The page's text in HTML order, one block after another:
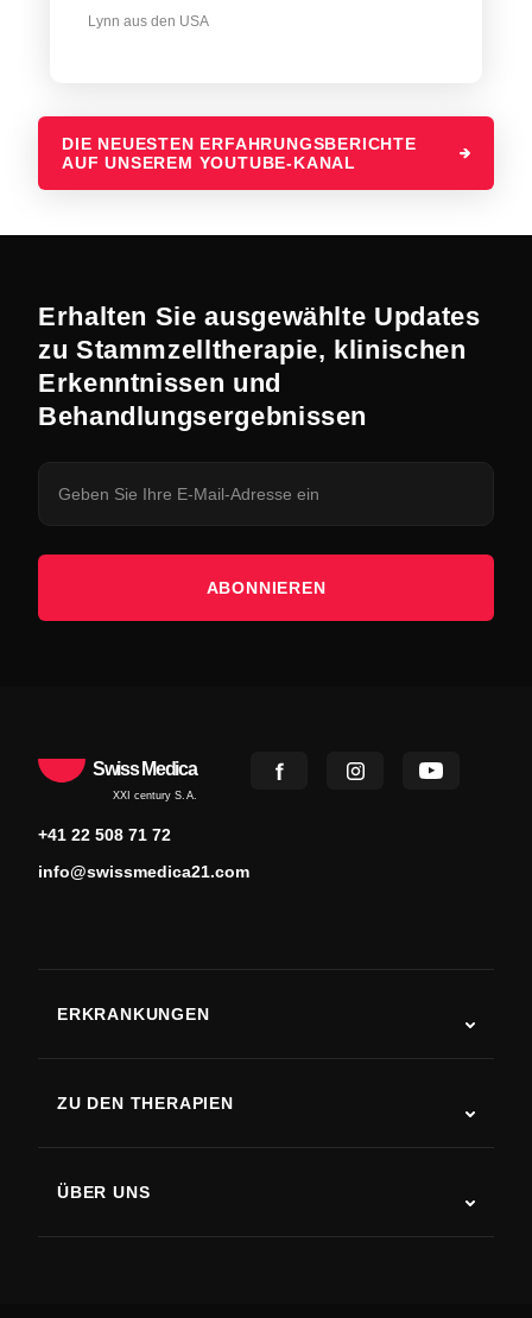
Lynn aus den USA
DIE NEUESTEN ERFAHRUNGSBERICHTE
AUF UNSEREM YOUTUBE-KANAL
Erhalten Sie ausgewählte Updates
zu Stammzelltherapie, klinischen
Erkenntnissen und
Behandlungsergebnissen
ABONNIEREN
Swiss Medica
XXI century S.A.
+41 22 508 71 72
info@swissmedica21.com
ERKRANKUNGEN
Parkinson-Krankheit
Arthritis
ZU DEN THERAPIEN
ÜBER UNS